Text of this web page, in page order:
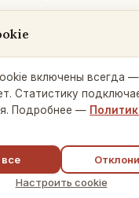
Контакты и связь →
Праге ·Политика обработки
включены всегда —
Статистику
Подробнее —
Настроить cookie